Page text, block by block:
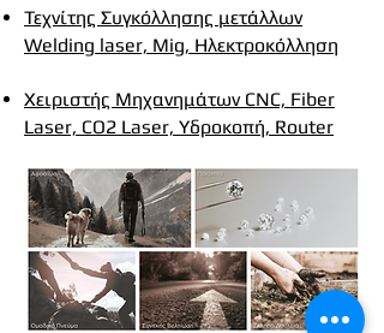
Τεχνίτης Συγκόλλησης μετάλλων
Welding laser, Mig, Ηλεκτροκόλληση
Χειριστής Μηχανημάτων CNC, Fiber
Laser, CO2 Laser, Υδροκοπή, Router